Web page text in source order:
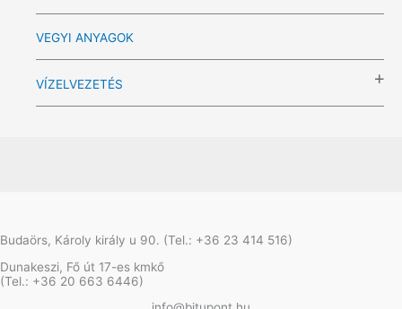
VEGYI ANYAGOK
VÍZELVEZETÉS
Budaörs, Károly király u 90. (Tel.: +36 23 414 516)
Dunakeszi, Fő út 17-es kmkő
(Tel.: +36 20 663 6446)